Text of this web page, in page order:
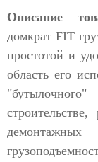
Описание
домкрат FIT
простотой и
область его